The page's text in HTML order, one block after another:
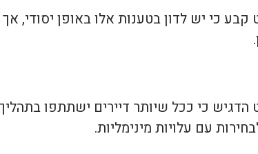
כי יש לדון בטענות אלו באופן יסודי,
כי ככל שיותר דיירים ישתתפו
עם עלויות מינימליות.